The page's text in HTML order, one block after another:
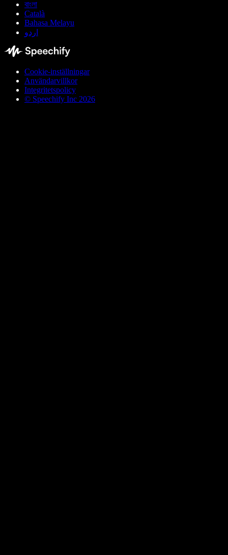
বাংলা
Català
Bahasa Melayu
اردو
Cookie-inställningar
Användarvillkor
Integritetspolicy
© Speechify Inc 2026